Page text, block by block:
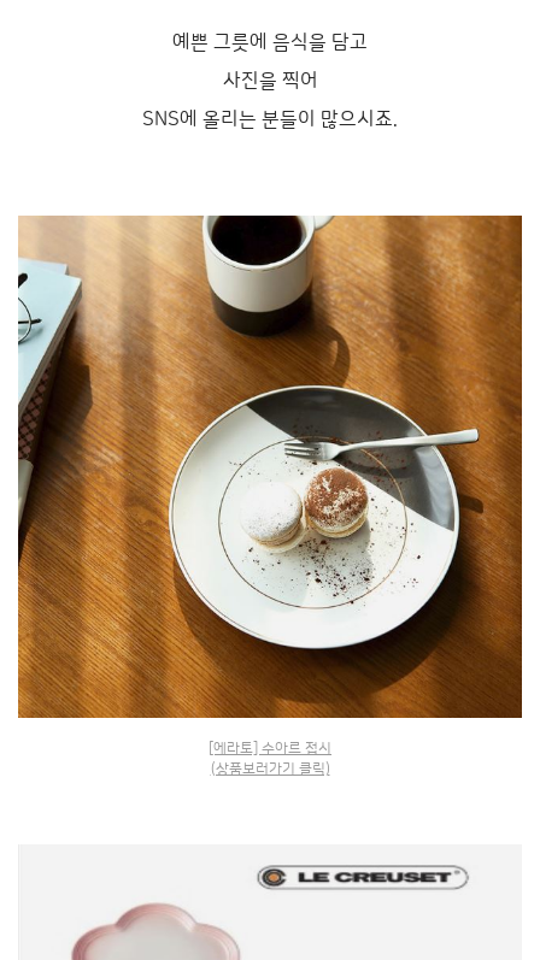
예쁜 그릇에 음식을 담고
사진을 찍어
SNS에 올리는 분들이 많으시죠.
[에라토] 수아르 접시
(상품보러가기 클릭)